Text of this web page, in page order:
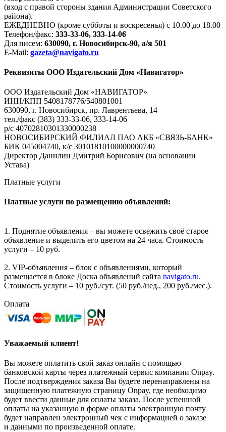
(вход с правой стороны здания Администрации Советского
района).
ЕЖЕДНЕВНО (кроме субботы и воскресенья) с 10.00 до 18.00
Телефон/факс: 333-33-06, 333-14-06
Для писем: 630090, г. Новосибирск-90, а/я 501
E-Mail: gazeta@navigato.ru
Реквизиты ООО Издательский Дом «Навигатор»
ООО Издательский Дом «НАВИГАТОР»
ИНН/КПП 5408178776/540801001
630090, г. Новосибирск, пр. Лаврентьева, 14
тел./факс (383) 333-33-06, 333-14-06
р/с 40702810301330000238
НОВОСИБИРСКИЙ ФИЛИАЛ ПАО АКБ «СВЯЗЬ-БАНК»
БИК 045004740, к/с 30101810100000000740
Директор Данилин Дмитрий Борисович (на основании
Устава)
Платные услуги
Платные услуги по размещению объявлений:
1. Поднятие объявления – вы можете освежить своё старое
объявление и выделить его цветом на 24 часа. Стоимость
услуги – 10 руб.
2. VIP-объявления – блок с объявлениями, который
размещается в блоке Доска объявлений сайта navigato.ru.
Стоимость услуги – 10 руб./сут. (50 руб./нед., 200 руб./мес.).
Оплата
Уважаемый клиент!
Вы можете оплатить свой заказ онлайн с помощью
банковской карты через платежный сервис компании Onpay.
После подтверждения заказа Вы будете перенаправлены на
защищенную платежную страницу Onpay, где необходимо
будет ввести данные для оплаты заказа. После успешной
оплаты на указанную в форме оплаты электронную почту
будет направлен электронный чек с информацией о заказе
и данными по произведенной оплате.